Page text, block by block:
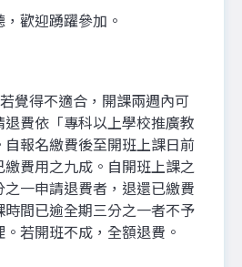
歡迎踴躍參加。
覺得不適合，開課兩週內可
退費依「專科以上學校推廣教
自報名繳費後至開班上課日前
繳費用之九成。自開班上課之
之一申請退費者，退還已繳費
時間已逾全期三分之一者不予
若開班不成，全額退費。